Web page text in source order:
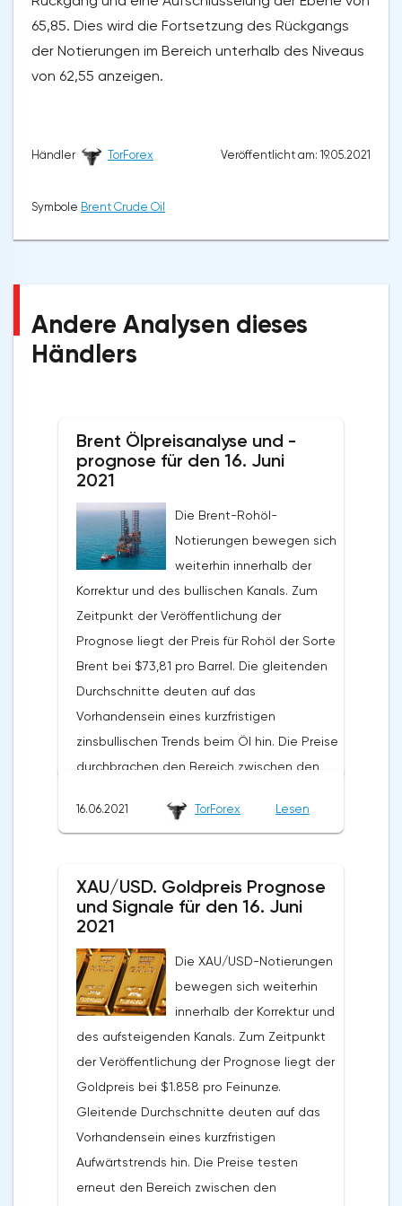
65,85. Dies wird die Fortsetzung des Rückgangs
der Notierungen im Bereich unterhalb des Niveaus
von 62,55 anzeigen.
Händler TorForex Veröffentlicht am: 19.05.2021
Symbole Brent Crude Oil
Andere Analysen dieses
Händlers
Brent Ölpreisanalyse und -
prognose für den 16. Juni
2021
Die Brent-Rohöl-
Notierungen bewegen sich
weiterhin innerhalb der
Korrektur und des bullischen Kanals. Zum
Zeitpunkt der Veröffentlichung der
Prognose liegt der Preis für Rohöl der Sorte
Brent bei $73,81 pro Barrel. Die gleitenden
Durchschnitte deuten auf das
Vorhandensein eines kurzfristigen
zinsbullischen Trends beim Öl hin. Die Preise
durchbrachen den Bereich zwischen den
von Käufern des "Schwarzen Goldes" und
Niveaus hinweist. Im Moment ist ein
Versuch zu erwarten, eine Korrektur zu
in der Nähe des Bereichs von 73,35 Dollar
pro Barrel zu testen. Weiter, die
Fortsetzung des Wachstums des Ölkurses
im Bereich über dem Niveau von 76,55.Ein
zusätzliches Signal zu Gunsten des
Anstiegs der Notierungen und Preise für
Brent-Öl wird ein Test der
Unterstützungslinie auf dem Indikator der
relativen Stärke (RSI) sein. Das zweite
Signal wird ein Abprall von der unteren
16.06.2021 TorForex Lesen
XAU/USD. Goldpreis Prognose
und Signale für den 16. Juni
2021
Die XAU/USD-Notierungen
bewegen sich weiterhin
innerhalb der Korrektur und
des aufsteigenden Kanals. Zum Zeitpunkt
der Veröffentlichung der Prognose liegt der
Goldpreis bei $1.858 pro Feinunze.
Gleitende Durchschnitte deuten auf das
Vorhandensein eines kurzfristigen
Aufwärtstrends hin. Die Preise testen
erneut den Bereich zwischen den